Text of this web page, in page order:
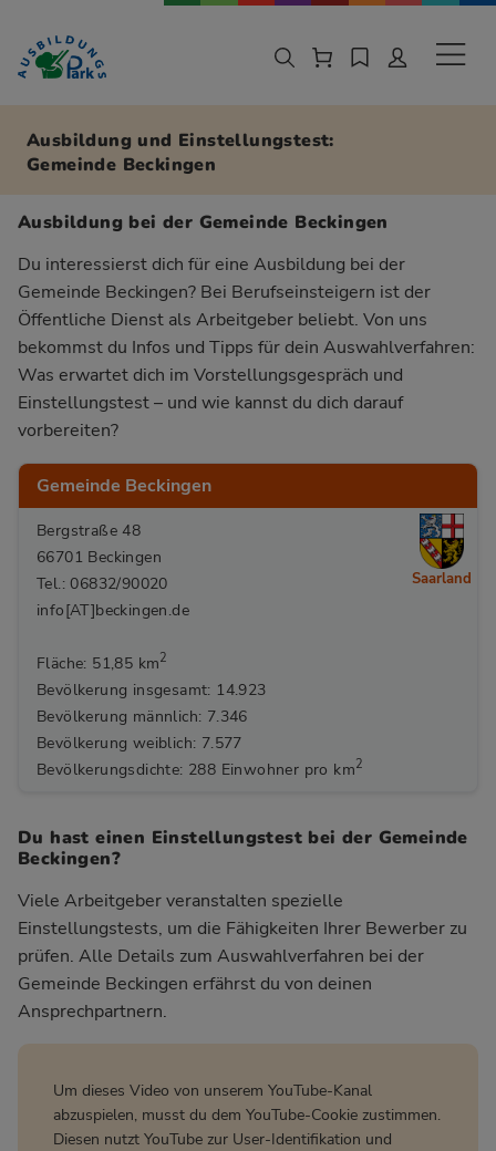
Zur Navigation springen
Zu den Hauptinhalten springen
Ausbildung und Einstellungstest:
Gemeinde Beckingen
Ausbildung bei der Gemeinde Beckingen
Du interessierst dich für eine Ausbildung bei der
Gemeinde Beckingen? Bei Berufseinsteigern ist der
Öffentliche Dienst als Arbeitgeber beliebt. Von uns
bekommst du Infos und Tipps für dein Auswahlverfahren:
Was erwartet dich im Vorstellungsgespräch und
Einstellungstest – und wie kannst du dich darauf
vorbereiten?
Gemeinde Beckingen
Bergstraße 48
66701 Beckingen
Tel.: 06832/90020
info[AT]beckingen.de
Fläche: 51,85 km2
Bevölkerung insgesamt: 14.923
Bevölkerung männlich: 7.346
Bevölkerung weiblich: 7.577
Bevölkerungsdichte: 288 Einwohner pro km2
Saarland
Du hast einen Einstellungstest bei der Gemeinde
Beckingen?
Viele Arbeitgeber veranstalten spezielle
Einstellungstests, um die Fähigkeiten Ihrer Bewerber zu
prüfen. Alle Details zum Auswahlverfahren bei der
Gemeinde Beckingen erfährst du von deinen
Ansprechpartnern.
Um dieses Video von unserem YouTube-Kanal
abzuspielen, musst du dem YouTube-Cookie zustimmen.
Diesen nutzt YouTube zur User-Identifikation und